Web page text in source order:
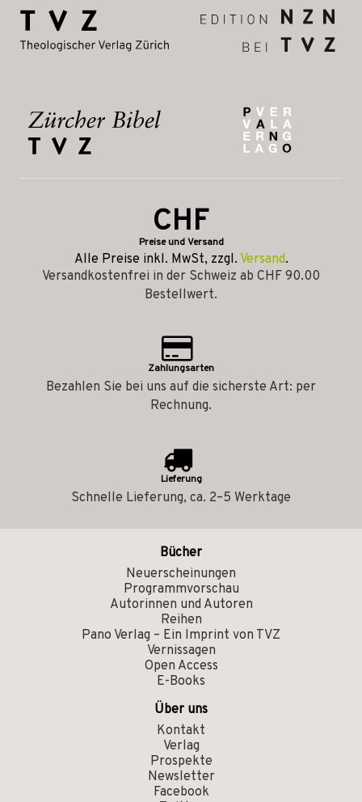
CHF
Preise und Versand
Alle Preise inkl. MwSt, zzgl. Versand.
Versandkostenfrei in der Schweiz ab CHF 90.00
Bestellwert.
Zahlungsarten
Bezahlen Sie bei uns auf die sicherste Art: per
Rechnung.
Lieferung
Schnelle Lieferung, ca. 2–5 Werktage
Bücher
Neuerscheinungen
Programmvorschau
Autorinnen und Autoren
Reihen
Pano Verlag – Ein Imprint von TVZ
Vernissagen
Open Access
E-Books
Über uns
Kontakt
Verlag
Prospekte
Newsletter
Facebook